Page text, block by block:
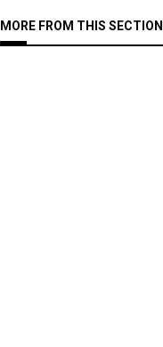
MORE FROM THIS SECTION